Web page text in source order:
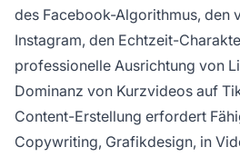
des Facebook-Algorithmus, den
Instagram, den Echtzeit-
professionelle Ausrichtung von
Dominanz von Kurzvideos auf
Content-Erstellung erfordert
Copywriting, Grafikdesign, in